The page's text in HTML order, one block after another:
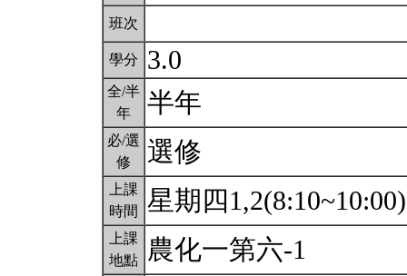
班次
學分 3.0
全/半
年
半年
必/選
修
選修
上課
時間
星期四
上課
地點
農化一第六-1